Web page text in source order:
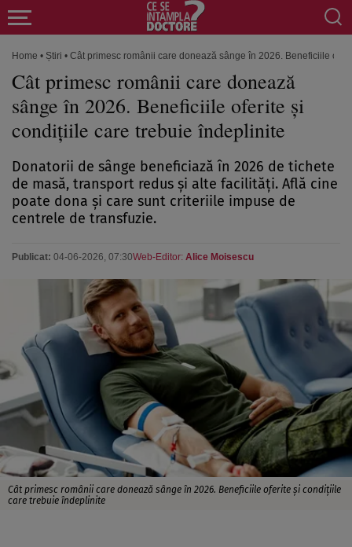
Home • Știri • Cât primesc românii care donează sânge în 2026. Beneficiile
Cât primesc românii care donează
sânge în 2026. Beneficiile oferite și
condițiile care trebuie îndeplinite
Donatorii de sânge beneficiază în 2026 de tichete
de masă, transport redus și alte facilități. Află cine
poate dona și care sunt criteriile impuse de
centrele de transfuzie.
Publicat: 04-06-2026, 07:30Web-Editor: Alice Moisescu
Cât primesc românii care donează sânge în 2026. Beneficiile oferite și condițiile
care trebuie îndeplinite